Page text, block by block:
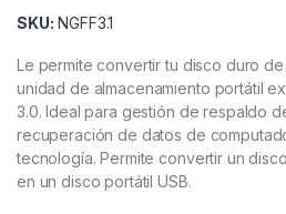
SKU: NGFF3.1
Le permite convertir tu disco duro de
unidad de almacenamiento portátil
3.0. Ideal para gestión de respaldo
recuperación de datos de
tecnología. Permite convertir un
en un disco portátil USB.